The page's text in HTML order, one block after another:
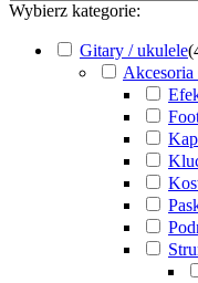
Wybierz kategorie:
Gitary / ukulele(